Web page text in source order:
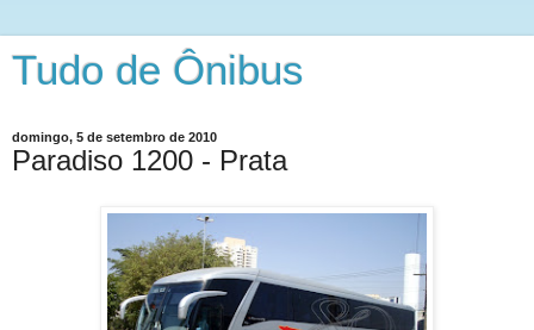
Tudo de Ônibus
domingo, 5 de setembro de 2010
Paradiso 1200 - Prata